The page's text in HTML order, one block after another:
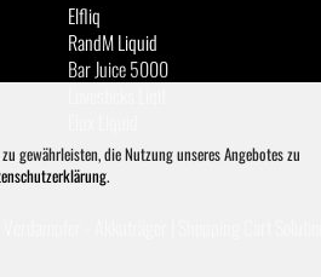
gewährleisten, die Nutzung unseres Angebotes zu
.
Elfliq
RandM Liquid
Bar Juice 5000